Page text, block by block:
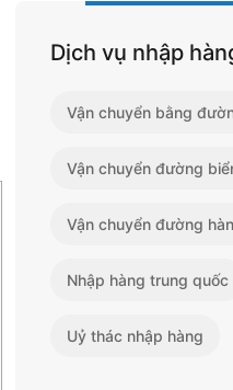
Dịch vụ nhập
Vận chuyển bằng
Vận chuyển đường
Vận chuyển đường
Nhập hàng trung quốc
Uỷ thác nhập hàng